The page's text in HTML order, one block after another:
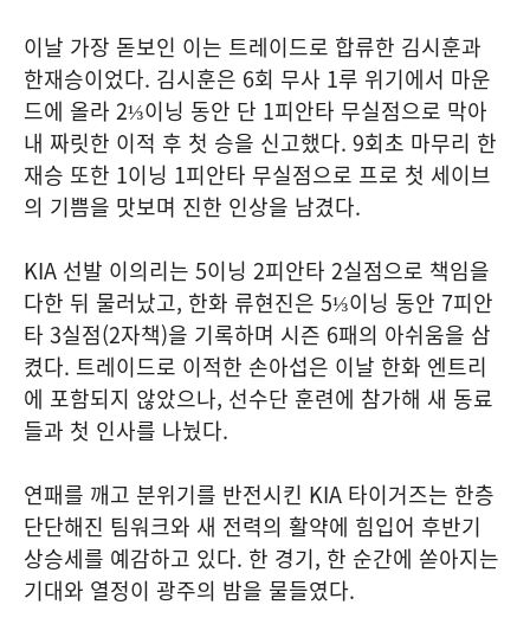
이날 가장 돋보인 이는 트레이드로 합류한 김시훈과
한재승이었다. 김시훈은 6회 무사 1루 위기에서 마운
드에 올라 2⅓이닝 동안 단 1피안타 무실점으로 막아
내 짜릿한 이적 후 첫 승을 신고했다. 9회초 마무리 한
재승 또한 1이닝 1피안타 무실점으로 프로 첫 세이브
의 기쁨을 맛보며 진한 인상을 남겼다.
KIA 선발 이의리는 5이닝 2피안타 2실점으로 책임을
다한 뒤 물러났고, 한화 류현진은 5⅓이닝 동안 7피안
타 3실점(2자책)을 기록하며 시즌 6패의 아쉬움을 삼
켰다. 트레이드로 이적한 손아섭은 이날 한화 엔트리
에 포함되지 않았으나, 선수단 훈련에 참가해 새 동료
들과 첫 인사를 나눴다.
연패를 깨고 분위기를 반전시킨 KIA 타이거즈는 한층
단단해진 팀워크와 새 전력의 활약에 힘입어 후반기
상승세를 예감하고 있다. 한 경기, 한 순간에 쏟아지는
기대와 열정이 광주의 밤을 물들였다.